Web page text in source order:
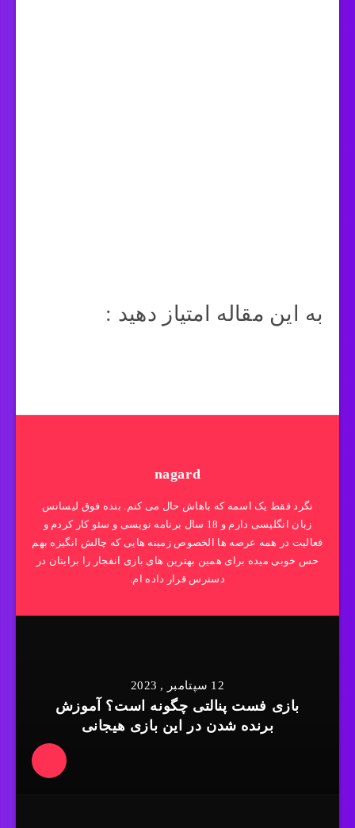
به این مقاله امتیاز دهید :
nagard
نگرد فقط یک اسمه که باهاش حال می کنم. بنده فوق لیسانس
زبان انگلیسی دارم و 18 سال برنامه نویسی و سئو کار کردم و
فعالیت در همه عرصه ها الخصوص زمینه هایی که چالش انگیزه بهم
حس خوبی میده برای همین بهترین های بازی انفجار را برایتان در
دسترس قرار داده ام.
12 سپتامبر , 2023
بازی فست پنالتی چگونه است؟ آموزش
برنده شدن در این بازی هیجانی